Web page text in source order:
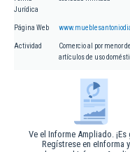
Jurídica
Página Web
Actividad
Comercio al por menor
artículos de uso
Ve el Informe Ampliado. ¡Es
Regístrese en eInforma